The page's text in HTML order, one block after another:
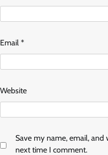
Email *
Website
Save my name, email,
next time I comment.